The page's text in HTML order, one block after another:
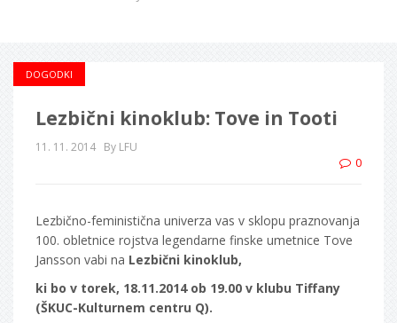
DOGODKI
Lezbični kinoklub: Tove in Tooti
11. 11. 2014 By LFU
0
Lezbično-feministična univerza vas v sklopu praznovanja
100. obletnice rojstva legendarne finske umetnice Tove
Jansson vabi na Lezbični kinoklub,
ki bo v torek, 18.11.2014 ob 19.00 v klubu Tiffany
(ŠKUC-Kulturnem centru Q).